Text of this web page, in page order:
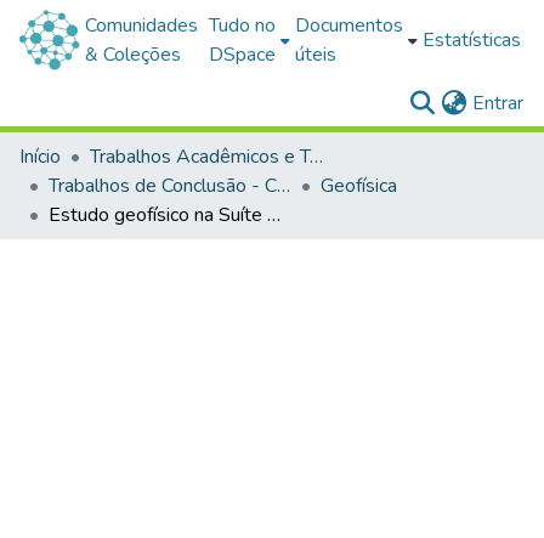
Comunidades
& Coleções
Tudo no
DSpace
Documentos
úteis
Estatísticas
Entrar
Início
Trabalhos Acadêmicos e Técnicos
Trabalhos de Conclusão - Cursos de Graduação
Geofísica
Estudo geofísico na Suíte Vauthier - porção nordeste de Dom Pedrito – RS